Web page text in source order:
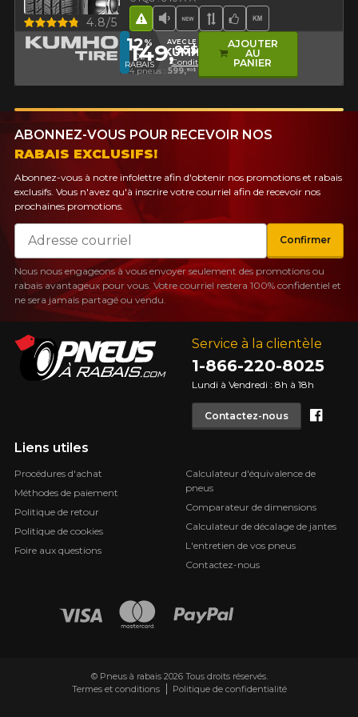
Faible niveau sonore
Nouveau produit
Bande de roulement
Choix de l'équipe
Haut
Hasard routier
Aperçu 4.8/5
12%
DE
RABAIS
AVEC LE CODE
KUMHO12
Conditions
149,95$
4 pneus : 599,80$
AJOUTER
AU
PANIER
Service à la clientèle
1-866-220-8025
Lundi à Vendredi : 8h à 18h
Contactez-nous
Liens utiles
Procédures d'achat
Méthodes de paiement
Politique de retour
Politique de cookies
Foire aux questions
Calculateur d'équivalence de
pneus
Comparateur de dimensions
Calculateur de décalage de jantes
L'entretien de vos pneus
Contactez-nous
ABONNEZ-VOUS POUR RECEVOIR NOS
RABAIS EXCLUSIFS!
Abonnez-vous à notre infolettre afin d'obtenir nos promotions et rabais
exclusifs. Vous n'avez qu'à inscrire votre courriel afin de recevoir nos
prochaines promotions.
Courriel
Confirmer
Nous nous engageons à vous envoyer seulement des promotions ou
rabais avantageux pour vous. Votre courriel restera 100% confidentiel et
ne sera jamais partagé ou vendu.
© Pneus à rabais 2026 Tous droits réservés.
Termes et conditions
Politique de confidentialité